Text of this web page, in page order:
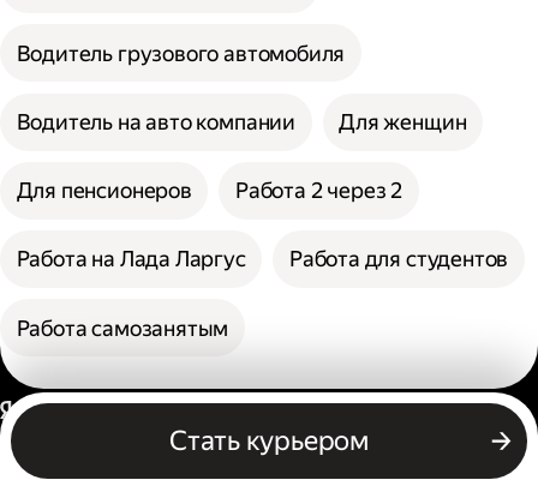
Водитель грузового автомобиля
Водитель на авто компании Для женщин
Для пенсионеров Работа 2 через 2
Работа на Лада Ларгус Работа для студентов
Работа самозанятым
Стать курьером
Россия
Бизнесу